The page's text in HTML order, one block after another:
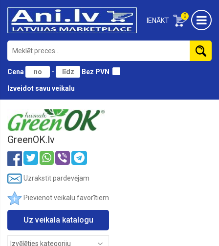
0
IENĀKT
Cena - Bez PVN
Izveidot savu veikalu
Humusvielas,
mēslojumi
GreenOK.lv
Uzrakstīt pardevējam
Pievienot veikalu favorītiem
Uz veikala katalogu